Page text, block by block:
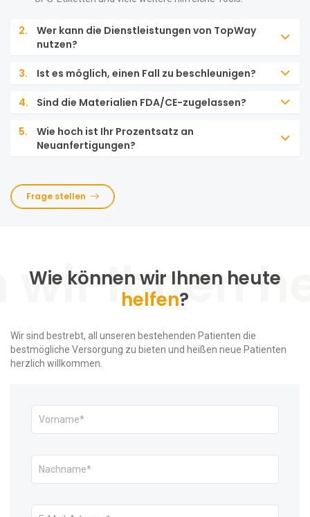
2.
Wer kann die Dienstleistungen von TopWay
nutzen?
3. Ist es möglich, einen Fall zu beschleunigen?
4. Sind die Materialien FDA/CE-zugelassen?
5.
Wie hoch ist Ihr Prozentsatz an
Neuanfertigungen?
Frage stellen
Wie können wir Ihnen heute
helfen?
Wir sind bestrebt, all unseren bestehenden Patienten die
bestmögliche Versorgung zu bieten und heißen neue Patienten
herzlich willkommen.